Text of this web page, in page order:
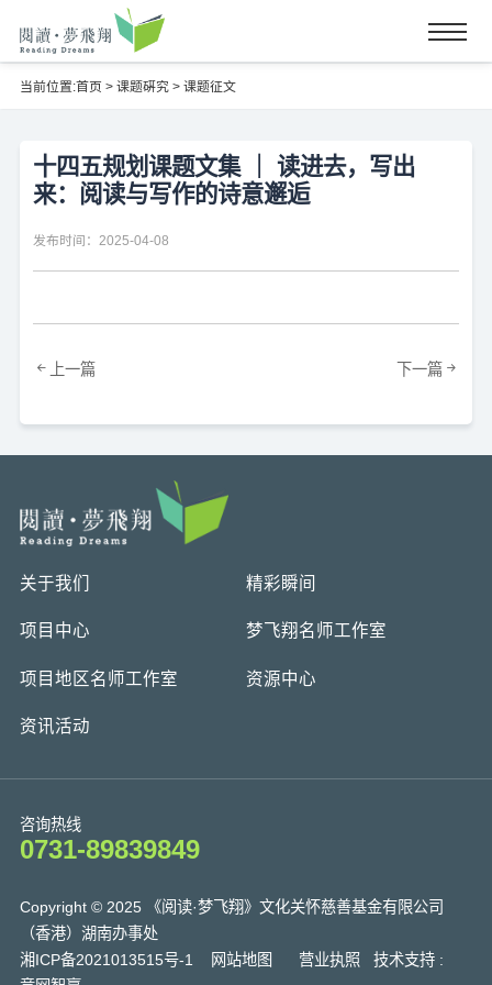
当前位置:首页 > 课题硏究> 课题征文
十四五规划课题文集 ｜ 读进去，写出
来：阅读与写作的诗意邂逅
发布时间：2025-04-08
上一篇 下一篇
关于我们 精彩瞬间
项目中心 梦飞翔名师工作室
项目地区名师工作室 资源中心
资讯活动
咨询热线
0731-89839849
Copyright © 2025 《阅读·梦飞翔》文化关怀慈善基金有限公司
（香港）湖南办事处
湘ICP备2021013515号-1
网站地图 营业执照 技术支持 :